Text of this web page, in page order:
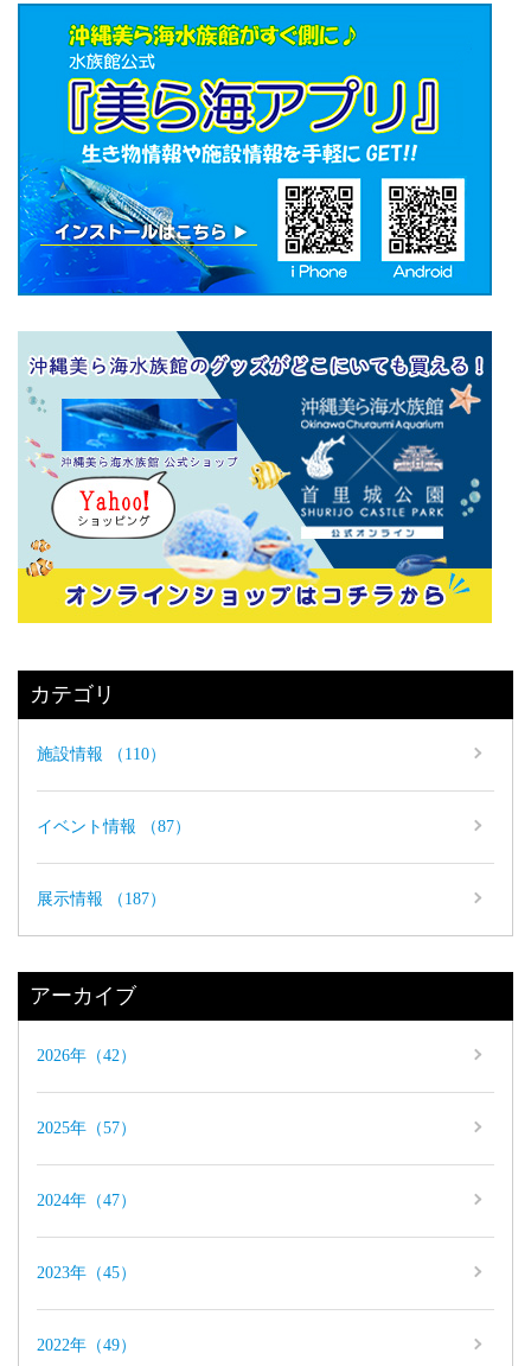
カテゴリ
施設情報 （110）
イベント情報 （87）
展示情報 （187）
アーカイブ
2026年（42）
2025年（57）
2024年（47）
2023年（45）
2022年（49）